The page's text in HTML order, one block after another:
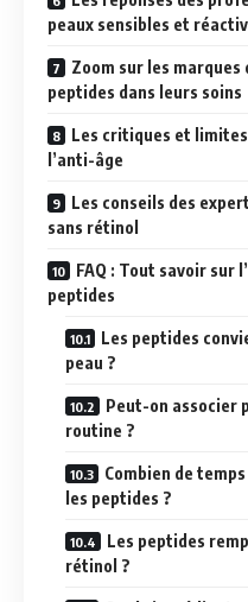
peaux sensibles et
Zoom sur les
peptides dans leurs soins
Les critiques et
l’anti-âge
Les conseils des
sans rétinol
FAQ : Tout savoir sur
peptides
Les peptides
peau ?
Peut-on associer
routine ?
Combien de
les peptides ?
Les peptides
rétinol ?